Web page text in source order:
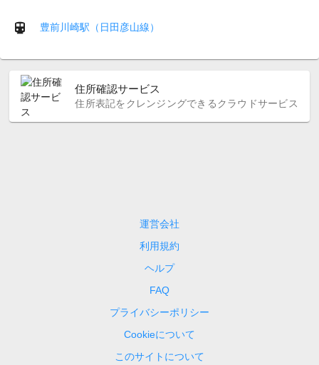
豊前川崎駅（日田彦山線）
住所確認サービス
住所表記をクレンジングできるクラウドサービス
運営会社
利用規約
ヘルプ
FAQ
プライバシーポリシー
Cookieについて
このサイトについて